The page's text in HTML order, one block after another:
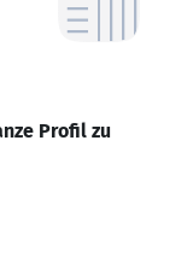
Profil zu